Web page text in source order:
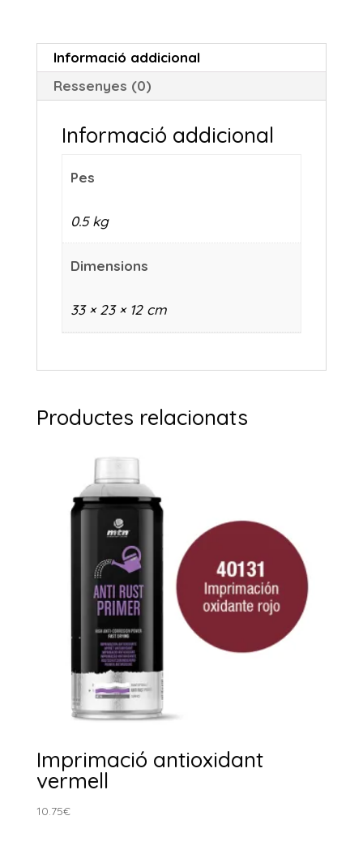
Informació addicional
Ressenyes (0)
Informació addicional
Pes
0.5 kg
Dimensions
33 × 23 × 12 cm
Productes relacionats
Imprimació antioxidant
vermell
10.75€